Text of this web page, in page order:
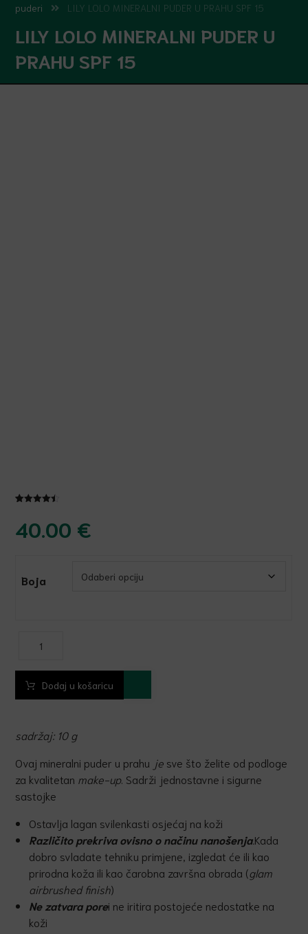
puderi
LILY LOLO MINERALNI PUDER U PRAHU SPF 15
LILY LOLO MINERALNI PUDER U
PRAHU SPF 15
4.44od
ukupno 5
40.00 €
sadržaj: 10 g
Ovaj mineralni puder u prahu je sve što želite od podloge
za kvalitetan make-up. Sadrži jednostavne i sigurne
sastojke
Ostavlja lagan svilenkasti osjećaj na koži
Različito prekriva ovisno o načinu nanošenja.Kada
dobro svladate tehniku primjene, izgledat će ili kao
prirodna koža ili kao čarobna završna obrada (glam
airbrushed finish)
Ne zatvara porei ne iritira postojeće nedostatke na
koži
Boja
Dodaj u košaricu